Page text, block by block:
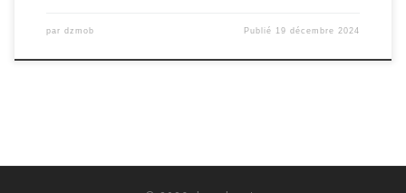
par dzmob Publié 19 décembre 2024